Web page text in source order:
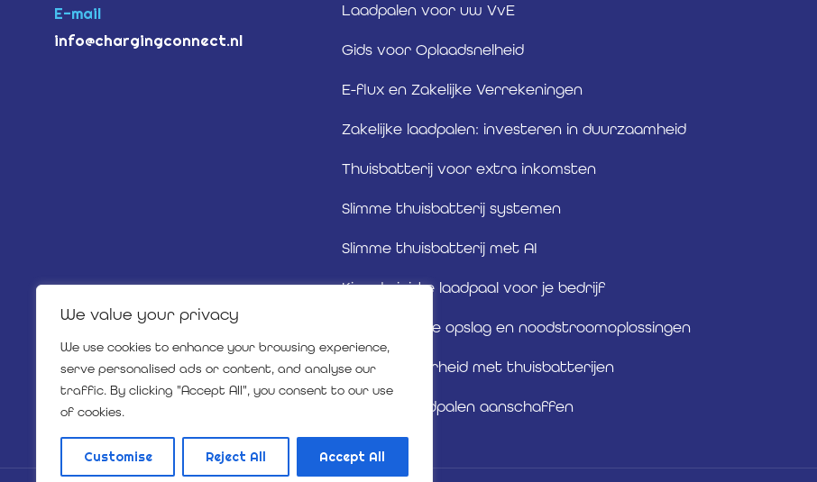
We value your privacy
We use cookies to enhance your browsing experience,
serve personalised ads or content, and analyse our
traffic. By clicking "Accept All", you consent to our use
of cookies.
Customise Reject All Accept All
E-mail
info@chargingconnect.nl
Laadpalen voor uw VvE
Gids voor Oplaadsnelheid
E-flux en Zakelijke Verrekeningen
Zakelijke laadpalen: investeren in duurzaamheid
Thuisbatterij voor extra inkomsten
Slimme thuisbatterij systemen
Slimme thuisbatterij met AI
Kies de juiste laadpaal voor je bedrijf
Betrouwbare opslag en noodstroomoplossingen
Energiezekerheid met thuisbatterijen
Zakelijke laadpalen aanschaffen